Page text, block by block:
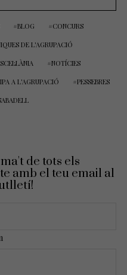
BLOG CONCURS
DE L'AGRUPACIÓ
NOTÍCIES
A L'AGRUPACIÓ PESSEBRES
de tots els
amb el teu email al